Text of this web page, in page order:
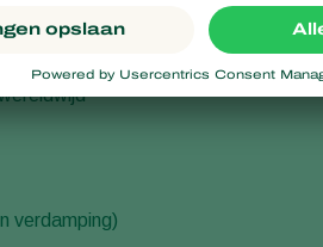
Koppert nu gekozen voor dit
verdamping)